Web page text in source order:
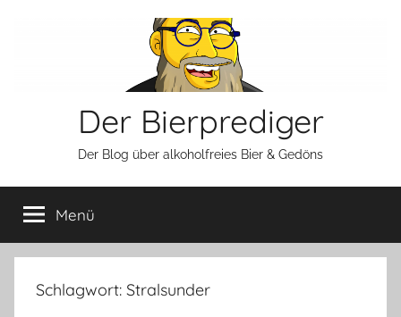
Der Bierprediger
Der Blog über alkoholfreies Bier & Gedöns
Menü
Schlagwort: Stralsunder